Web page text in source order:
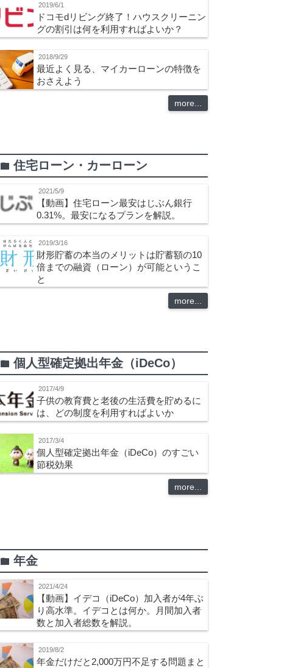
2019/6/1
ドコモdリビング終了！ハウスクリーニン
グの割引は何を利用すればよいか？
2018/9/29
最近よく見る、マイカーローンの特徴を
おさえよう
more...
folder住宅ローン・カーローン
2021/5/9
【動画】住宅ローン最安はじぶん銀行
0.31%。最安になるプランを解説。
2019/3/16
財形貯蓄の本当のメリットは貯蓄額の10
倍までの融資（ローン）が可能というこ
と
more...
folder 個人型確定拠出年金（iDeCo）
2017/4/9
子供の教育費と老後の生活費を貯めるに
は、どの制度を利用すればよいか
2017/3/4
個人型確定拠出年金（iDeCo）のすごい
節税効果
more...
folder 年金
2021/4/24
【動画】イデコ（iDeCo）加入者が4年ぶ
り高水準。イデコとは何か。月間加入者
数と加入者総数を解説。
2019/8/2
年金だけだと2,000万円不足する問題まと